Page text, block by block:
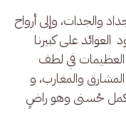
والجدات، وإلى أرواح
العوائد على كبيرنا
العظيمات في لطف
والمغارب، و
حُسنى وهو راضٍ